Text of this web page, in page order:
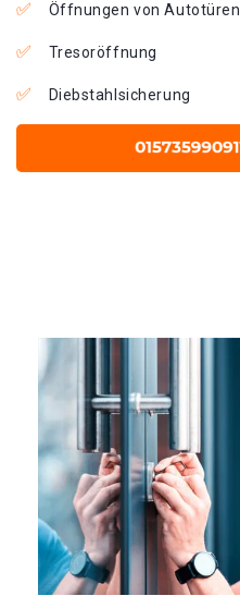
Öffnungen von Autotüren
Tresoröffnung
Diebstahlsicherung